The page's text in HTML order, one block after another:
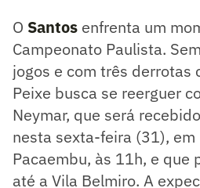
O Santos enfrenta um
Campeonato Paulista.
jogos e com três derrotas
Peixe busca se reerguer
Neymar, que será
nesta sexta-feira (31), em
Pacaembu, às 11h, e que
até a Vila Belmiro. A